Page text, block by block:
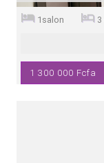
1salon
1 300 000 Fcfa